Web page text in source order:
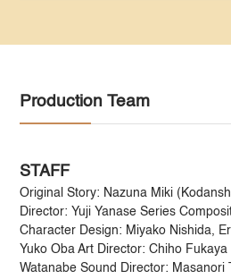
Production Team
STAFF
Original Story: Nazuna Miki
Director: Yuji Yanase Series
Character Design: Miyako Nishida,
Yuko Oba Art Director: Chiho
Watanabe Sound Director: Masanori